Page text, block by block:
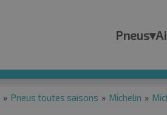
Pneus▾
» Pneus toutes saisons » Michelin »